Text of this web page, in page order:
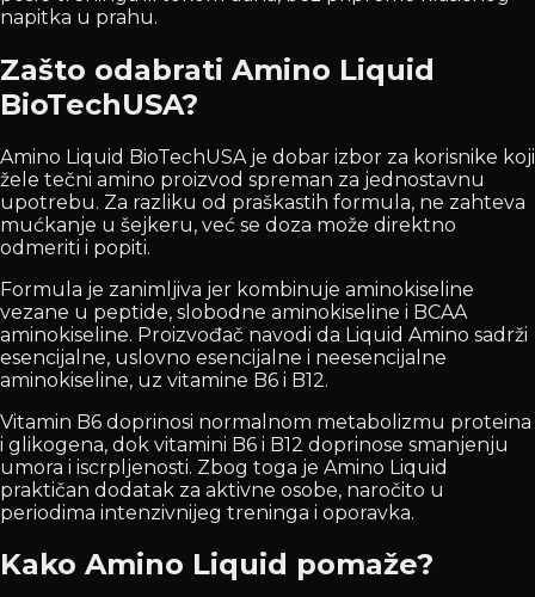
napitka u prahu.
Zašto odabrati Amino Liquid
BioTechUSA?
Amino Liquid BioTechUSA je dobar izbor za korisnike koji
žele tečni amino proizvod spreman za jednostavnu
upotrebu. Za razliku od praškastih formula, ne zahteva
mućkanje u šejkeru, već se doza može direktno
odmeriti i popiti.
Formula je zanimljiva jer kombinuje aminokiseline
vezane u peptide, slobodne aminokiseline i BCAA
aminokiseline. Proizvođač navodi da Liquid Amino sadrži
esencijalne, uslovno esencijalne i neesencijalne
aminokiseline, uz vitamine B6 i B12.
Vitamin B6 doprinosi normalnom metabolizmu proteina
i glikogena, dok vitamini B6 i B12 doprinose smanjenju
umora i iscrpljenosti. Zbog toga je Amino Liquid
praktičan dodatak za aktivne osobe, naročito u
periodima intenzivnijeg treninga i oporavka.
Kako Amino Liquid pomaže?